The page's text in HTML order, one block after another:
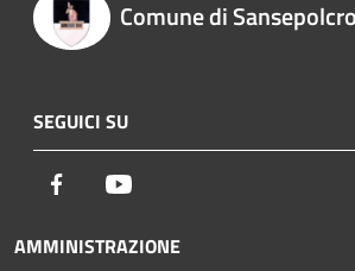
Comune di Sansepolcro
SEGUICI SU
Facebook
AMMINISTRAZIONE